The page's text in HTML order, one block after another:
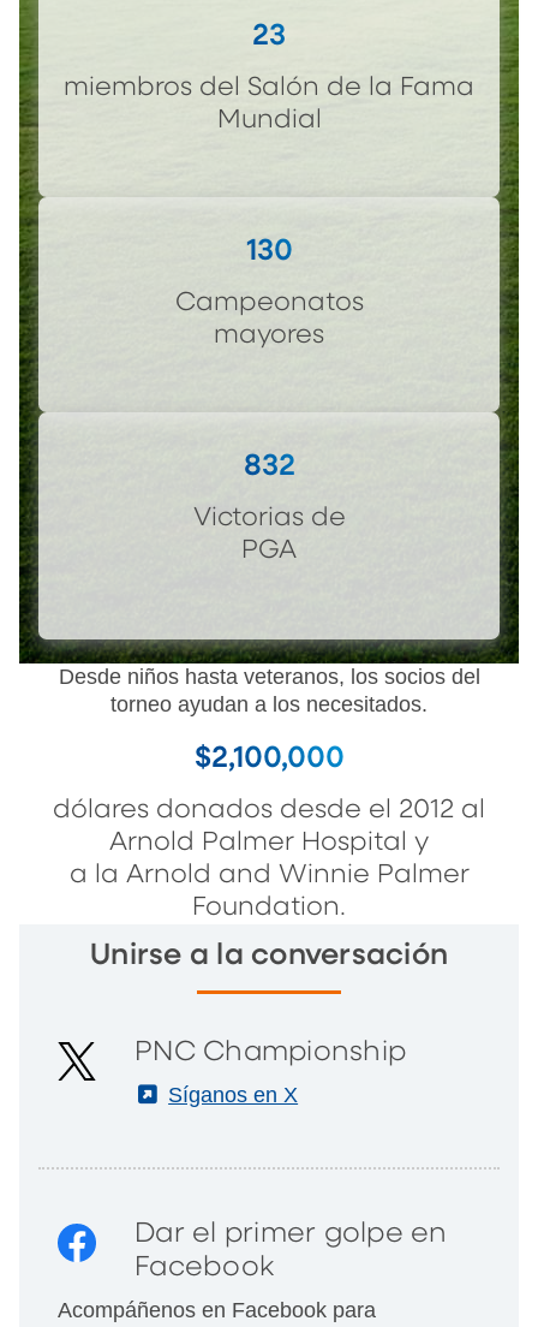
23
miembros del Salón de la Fama
Mundial
130
Campeonatos
mayores
832
Victorias de
PGA
Desde niños hasta veteranos, los socios del
torneo ayudan a los necesitados.
$2,100,000
dólares donados desde el 2012 al
Arnold Palmer Hospital y
a la Arnold and Winnie Palmer
Foundation.
Unirse a la conversación
PNC Championship
(External)
Síganos en X
Dar el primer golpe en
Facebook
Acompáñenos en Facebook para